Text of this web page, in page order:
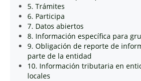
5. Trámites
6. Participa
7. Datos abiertos
8. Información específica para
9. Obligación de reporte de
parte de la entidad
10. Información tributaria en
locales